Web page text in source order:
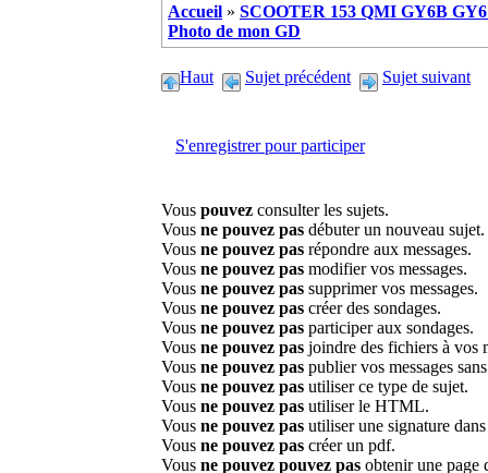
Accueil » SCOOTER 153 QMI GY6B
Photo de mon GD
Haut Sujet précédent Sujet suivant
S'enregistrer pour participer
Vous pouvez consulter les sujets.
Vous ne pouvez pas débuter un nouveau sujet.
Vous ne pouvez pas répondre aux messages.
Vous ne pouvez pas modifier vos messages.
Vous ne pouvez pas supprimer vos messages.
Vous ne pouvez pas créer des sondages.
Vous ne pouvez pas participer aux sondages.
Vous ne pouvez pas joindre des fichiers à vos
Vous ne pouvez pas publier vos messages
Vous ne pouvez pas utiliser ce type de sujet.
Vous ne pouvez pas utiliser le HTML.
Vous ne pouvez pas utiliser une signature
Vous ne pouvez pas créer un pdf.
Vous ne pouvez pouvez pas obtenir une page